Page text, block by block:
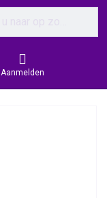
Aanmelden